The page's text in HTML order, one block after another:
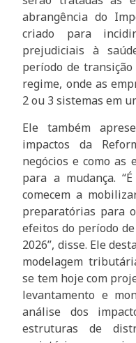
abrangência do
criado para
prejudiciais à
período de
regime, onde as
2 ou 3 sistemas em
Ele também
impactos da
negócios e como as
para a mudança.
comecem a
preparatórias para
efeitos do período
2026”, disse. Ele
modelagem
se tem hoje com
levantamento e
análise dos
estruturas de